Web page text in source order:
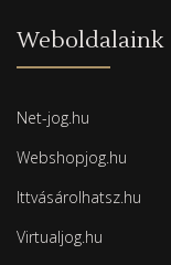
Weboldalaink
Net-jog.hu
Webshopjog.hu
Ittvásárolhatsz.hu
Virtualjog.hu